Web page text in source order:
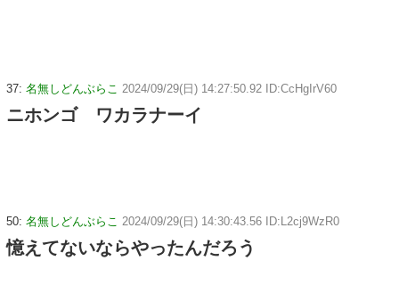
37: 名無しどんぶらこ 2024/09/29(日) 14:27:50.92 ID:CcHgIrV60
ニホンゴ ワカラナーイ
50: 名無しどんぶらこ 2024/09/29(日) 14:30:43.56 ID:L2cj9WzR0
憶えてないならやったんだろう